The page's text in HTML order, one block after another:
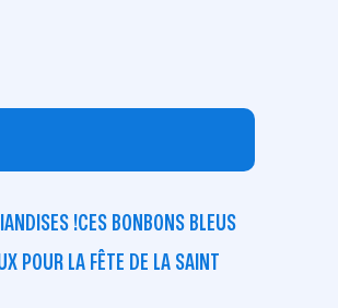
!CES BONBONS BLEUS
POUR LA FÊTE DE LA SAINT